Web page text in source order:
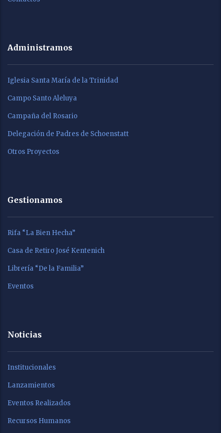
Administramos
Iglesia Santa María de la Trinidad
Campo Santo Aleluya
Campaña del Rosario
Delegación de Padres de Schoenstatt
Otros Proyectos
Gestionamos
Rifa “La Bien Hecha”
Casa de Retiro José Kentenich
Librería “De la Familia”
Eventos
Noticias
Institucionales
Lanzamientos
Eventos Realizados
Recursos Humanos